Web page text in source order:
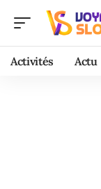
Activités Actu